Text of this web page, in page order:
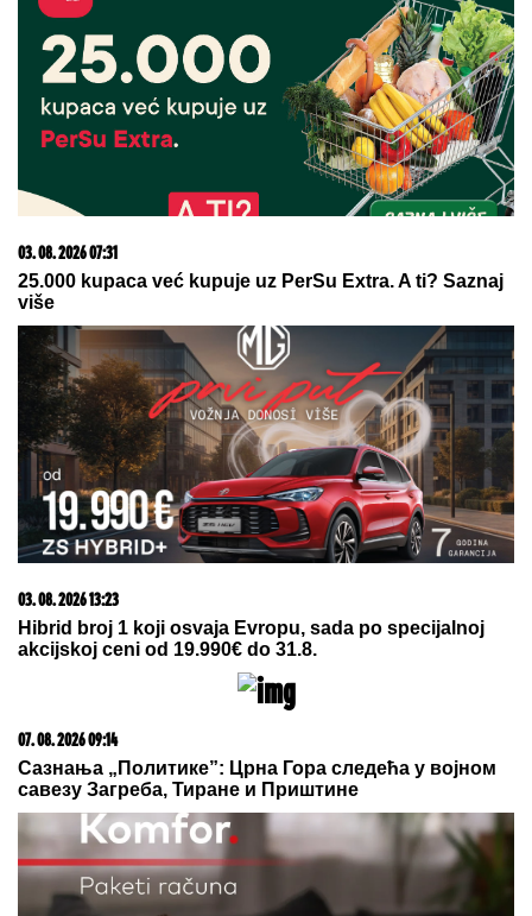
MARINA VISKOVIĆ U NIKAD
SMELIJEM STAJLINGU! U
kaubojkama i sa bezobraznim
prorezom na suknji pokazala
izvajane noge, a onda je sevnulo i
više nego što je planirala (Foto)
(FOTO) TORTA U OBLIKU SRCA,
LATICE PO PODUDragan Stanković
verenice, već žive zajedno, odao ih
jedan detalj
(FOTO) SVI GLEDAJU U SARU JO!Pevačica i Aleksa
Bjelogrlić ne skidaju osmeh sa lica, a ona jednim
potezom OČARALA SVE
Šeltonu
OŽENIO SE DEJAN KRALJ!
Bio na
korak od MONAŠTVA, a onda se
desio SUDBONOSNI PREOKRET -
Branka je njegova PRAVA LJUBAV!